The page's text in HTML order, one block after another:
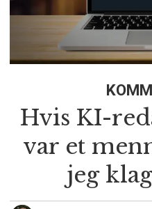
Hvis KI-
var et
jeg